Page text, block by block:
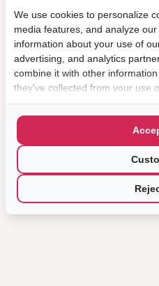
We use cookies to personalize
media features, and analyze
information about your use of
advertising, and analytics
combine it with other
they've collected from your use